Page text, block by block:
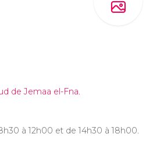
de Jemaa el-Fna.
à 12h00 et de 14h30 à 18h00.